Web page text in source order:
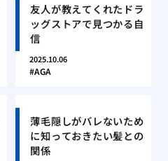
友人が教えてくれたドラ
ッグストアで見つかる自
信
2025.10.06
AGA
薄毛隠しがバレないため
に知っておきたい髪との
関係